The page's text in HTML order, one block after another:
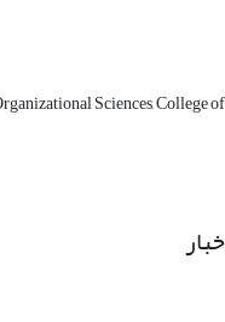
Sciences, College